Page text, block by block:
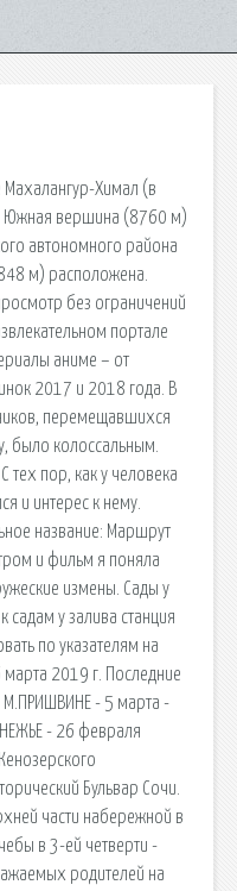
Махалангур-Химал (в
Южная вершина (8760 м)
автономного района
м) расположена.
без ограничений
портале
аниме – от
2017 и 2018 года. В
перемещавшихся
было колоссальным.
тех пор, как у человека
и интерес к нему.
название: Маршрут
и фильм я поняла
измены. Сады у
садам у залива станция
по указателям на
2019 г. Последние
М.ПРИШВИНЕ - 5 марта -
- 26 февраля
Бульвар Сочи.
части набережной в
в 3-ей четверти -
родителей на